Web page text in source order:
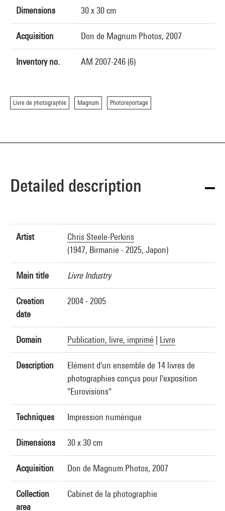
Dimensions 30 x 30 cm
Acquisition Don de Magnum Photos, 2007
Inventory no. AM 2007-246 (6)
Livre de photographie Magnum Photoreportage
Detailed description
Artist
Chris Steele-Perkins
(1947, Birmanie - 2025, Japon)
Main title Livre Industry
Creation
date
2004 - 2005
Domain Publication, livre, imprimé Livre
Description
Elément d'un ensemble de 14 livres de
photographies conçus pour l'exposition
"Eurovisions"
Techniques Impression numérique
Dimensions 30 x 30 cm
Acquisition Don de Magnum Photos, 2007
Collection
area
Cabinet de la photographie